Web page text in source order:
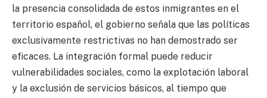
la presencia consolidada de estos inmigrantes en el
territorio español, el gobierno señala que las políticas
exclusivamente restrictivas no han demostrado ser
eficaces. La integración formal puede reducir
vulnerabilidades sociales, como la explotación laboral
y la exclusión de servicios básicos, al tiempo que